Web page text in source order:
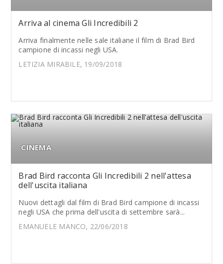
Arriva al cinema Gli Incredibili 2
Arriva finalmente nelle sale italiane il film di Brad Bird
campione di incassi negli USA.
LETIZIA MIRABILE, 19/09/2018
CINEMA
Brad Bird racconta Gli Incredibili 2 nell'attesa
dell'uscita italiana
Nuovi dettagli dal film di Brad Bird campione di incassi
negli USA che prima dell'uscita di settembre sarà...
EMANUELE MANCO, 22/06/2018